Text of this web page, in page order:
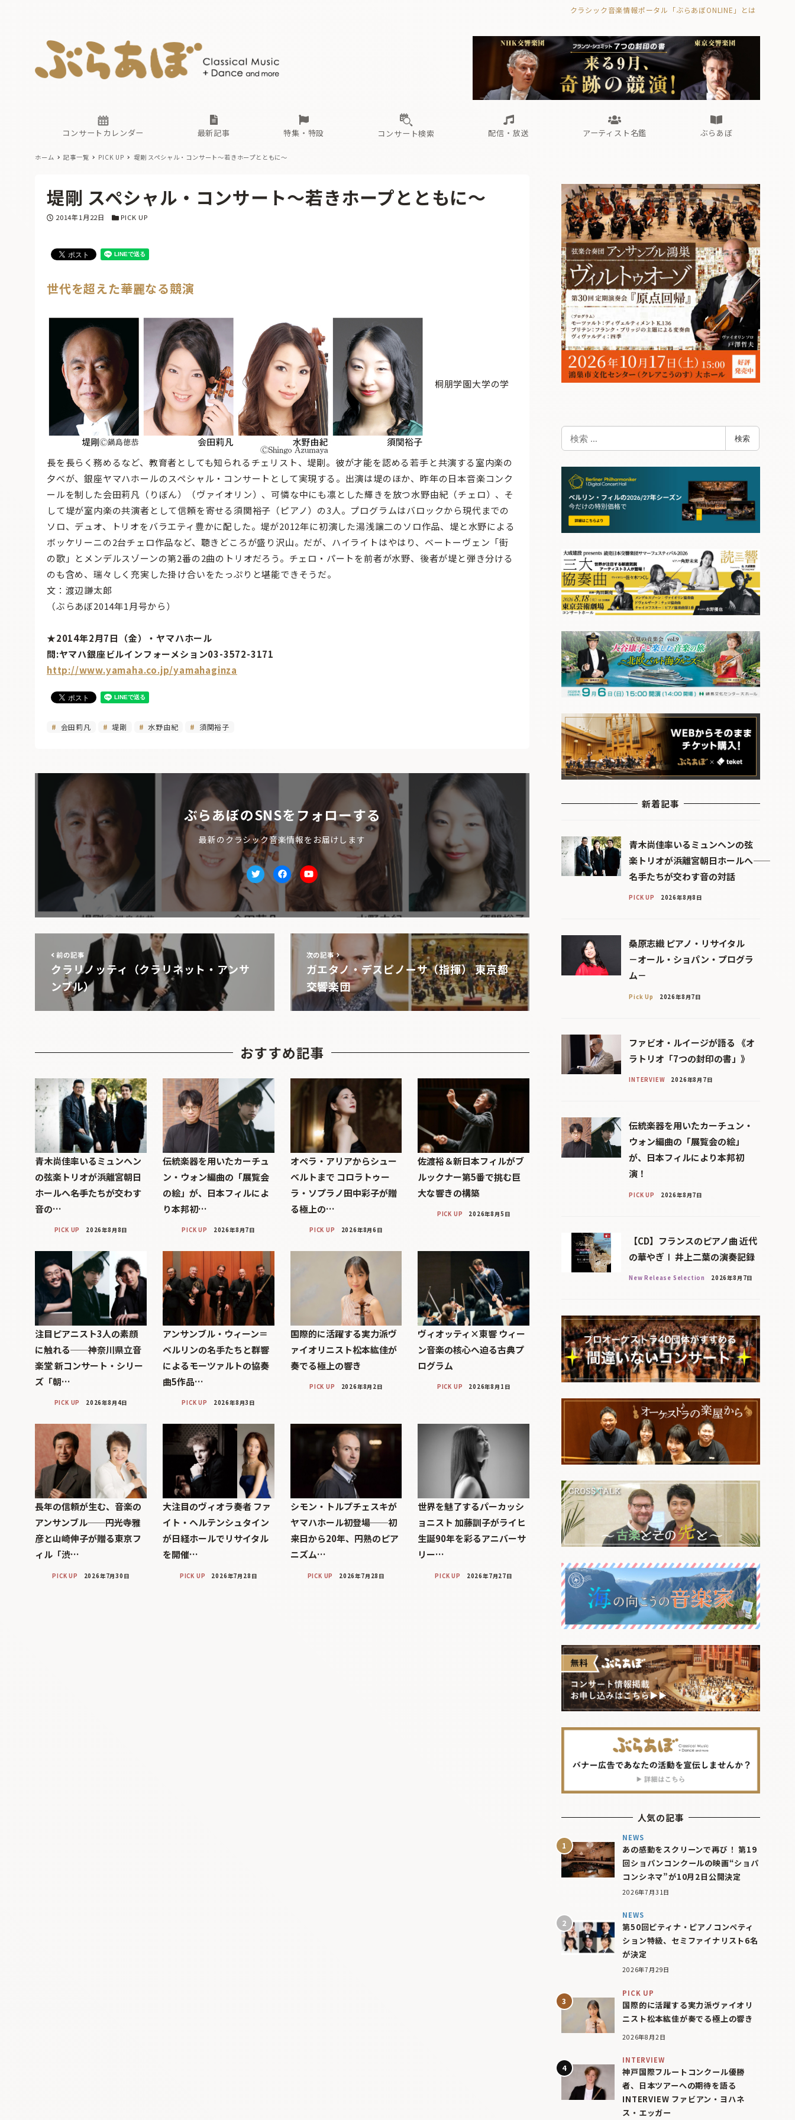
クラシック音楽情報ポータル「ぶらあぼONLINE」とは
コンサートカレンダー 最新記事
古楽とその先と オーケストラの楽屋から 海の向こうの音楽家 ぶらあぼブラス！
フォルテピアノ・オデッセイ
特集・特設
現場のプロが推す！間違いないオーケストラコンサート
過去の特集
コンサート検索 配信・放送
無料ライブ配信スケジュール 有料ライブ配信スケジュール
アーティスト名鑑
さ た な ま や ら
ぶらあぼ
古楽とその先と Aからの眺望 ぶらあぼブラス！
フォルテピアノ・オデッセイ
無料ライブ配信スケジュール
あ か さ
ホーム 記事一覧 PICK UP 堤剛 スペシャル・コンサート〜若きホープとともに〜
堤剛 スペシャル・コンサート〜若きホープとともに〜
投稿日
2014年1月22日 カテゴリー
PICK UP
世代を超えた華麗なる競演
桐朋学園大学の学
長を長らく務めるなど、教育者としても知られるチェリスト、堤剛。彼が才能を認める若手と共演する室内楽の
夕べが、銀座ヤマハホールのスペシャル・コンサートとして実現する。出演は堤のほか、昨年の日本音楽コンク
ールを制した会田莉凡（りぼん）（ヴァイオリン）、可憐な中にも凛とした輝きを放つ水野由紀（チェロ）、そ
して堤が室内楽の共演者として信頼を寄せる須関裕子（ピアノ）の3人。プログラムはバロックから現代までの
ソロ、デュオ、トリオをバラエティ豊かに配した。堤が2012年に初演した湯浅譲二のソロ作品、堤と水野による
ボッケリーニの2台チェロ作品など、聴きどころが盛り沢山。だが、ハイライトはやはり、ベートーヴェン「街
の歌」とメンデルスゾーンの第2番の2曲のトリオだろう。チェロ・パートを前者が水野、後者が堤と弾き分ける
のも含め、瑞々しく充実した掛け合いをたっぷりと堪能できそうだ。
文：渡辺謙太郎
（ぶらあぼ2014年1月号から）
★2014年2月7日（金）・ヤマハホール
問:ヤマハ銀座ビルインフォーメション03-3572-3171
http://www.yamaha.co.jp/yamahaginza
会田莉凡 堤剛 水野由紀 須関裕子
ぶらあぼのSNSをフォローする
最新のクラシック音楽情報をお届けします
TwitterfacebookYoutube
前の記事
クラリノッティ（クラリネット・アンサ
ンブル）
次の記事
ガエタノ・デスピノーサ（指揮） 東京都
交響楽団
おすすめ記事
青木尚佳率いるミュンヘン
の弦楽トリオが浜離宮朝日
ホールへ――名手たちが交わす
音の…
PICK UP 2026年8月8日
伝統楽器を用いたカーチュ
ン・ウォン編曲の「展覧会
の絵」が、日本フィルによ
り本邦初…
PICK UP 2026年8月7日
オペラ・アリアからシュー
ベルトまで コロラトゥー
ラ・ソプラノ田中彩子が贈
る極上の…
PICK UP 2026年8月6日
佐渡裕＆新日本フィルがブ
ルックナー第5番で挑む巨
大な響きの構築
PICK UP 2026年8月5日
注目ピアニスト3人の素顔
に触れる──神奈川県立音
楽堂 新コンサート・シリー
ズ「朝…
PICK UP 2026年8月4日
アンサンブル・ウィーン＝
ベルリンの名手たちと群響
によるモーツァルトの協奏
曲5作品…
PICK UP 2026年8月3日
国際的に活躍する実力派ヴ
ァイオリニスト松本紘佳が
奏でる極上の響き
PICK UP 2026年8月2日
ヴィオッティ×東響 ウィー
ン音楽の核心へ迫る古典プ
ログラム
PICK UP 2026年8月1日
長年の信頼が生む、音楽の
アンサンブル──円光寺雅
彦と山崎伸子が贈る東京フ
ィル「渋…
PICK UP 2026年7月30日
大注目のヴィオラ奏者 ファ
イト・ヘルテンシュタイン
が日経ホールでリサイタル
を開催…
PICK UP 2026年7月28日
シモン・トルプチェスキが
ヤマハホール初登場──初
来日から20年、円熟のピア
ニズム…
PICK UP 2026年7月28日
世界を魅了するパーカッシ
ョニスト 加藤訓子がライヒ
生誕90年を彩るアニバーサ
リー…
PICK UP 2026年7月27日
検
索
検索
新着記事
青木尚佳率いるミュンヘンの弦
楽トリオが浜離宮朝日ホールへ――
名手たちが交わす音の対話
PICK UP 2026年8月8日
桑原志織 ピアノ・リサイタル
－オール・ショパン・プログラ
ム－
Pick Up 2026年8月7日
ファビオ・ルイージが語る 《オ
ラトリオ「7つの封印の書」》
INTERVIEW 2026年8月7日
伝統楽器を用いたカーチュン・
ウォン編曲の「展覧会の絵」
が、日本フィルにより本邦初
演！
PICK UP 2026年8月7日
【CD】フランスのピアノ曲 近代
の華やぎⅠ 井上二葉の演奏記録
New Release Selection 2026年8月7日
人気の記事
NEWS
あの感動をスクリーンで再び！ 第19
回ショパンコンクールの映画“ショパ
コンシネマ”が10月2日公開決定
2026年7月31日
NEWS
第50回ピティナ・ピアノコンペティ
ション特級、セミファイナリスト6名
が決定
2026年7月29日
PICK UP
国際的に活躍する実力派ヴァイオリ
ニスト松本紘佳が奏でる極上の響き
2026年8月2日
INTERVIEW
神戸国際フルートコンクール優勝
者、日本ツアーへの期待を語る
INTERVIEW ファビアン・ヨハネ
ス・エッガー